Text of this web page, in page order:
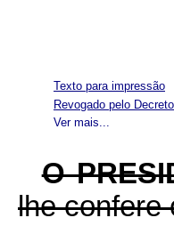
Texto para impressão
Ver mais...
Revogado pelo
O
lhe confere